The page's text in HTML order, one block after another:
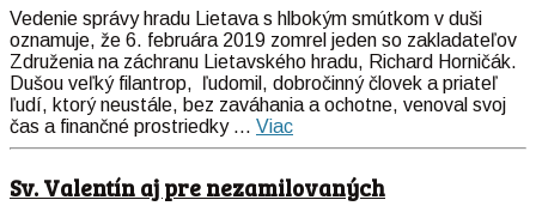
Vedenie správy hradu Lietava s hlbokým smútkom v duši
oznamuje, že 6. februára 2019 zomrel jeden so zakladateľov
Združenia na záchranu Lietavského hradu, Richard Horničák.
Dušou veľký filantrop, ľudomil, dobročinný človek a priateľ
ľudí, ktorý neustále, bez zaváhania a ochotne, venoval svoj
čas a finančné prostriedky ... Viac
Sv. Valentín aj pre nezamilovaných